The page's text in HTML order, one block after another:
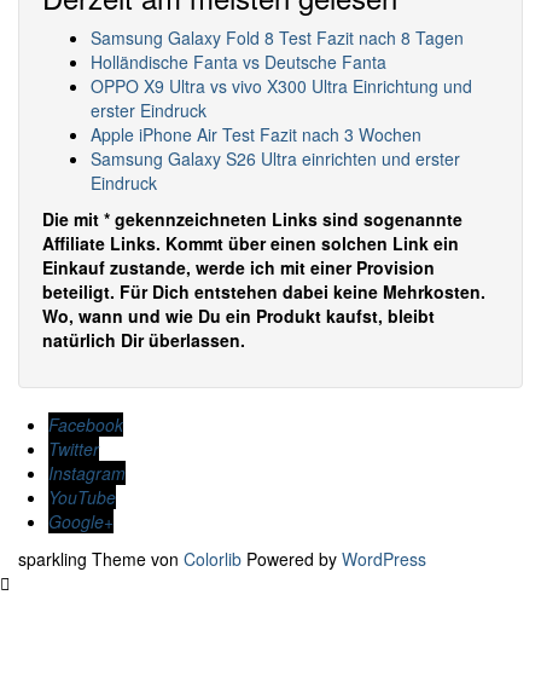
Samsung Galaxy Fold 8 Test Fazit nach 8 Tagen
Holländische Fanta vs Deutsche Fanta
OPPO X9 Ultra vs vivo X300 Ultra Einrichtung und
erster Eindruck
Apple iPhone Air Test Fazit nach 3 Wochen
Samsung Galaxy S26 Ultra einrichten und erster
Eindruck
Die mit * gekennzeichneten Links sind sogenannte
Affiliate Links. Kommt über einen solchen Link ein
Einkauf zustande, werde ich mit einer Provision
beteiligt. Für Dich entstehen dabei keine Mehrkosten.
Wo, wann und wie Du ein Produkt kaufst, bleibt
natürlich Dir überlassen.
Facebook
Twitter
Instagram
YouTube
Google+
sparkling Theme von Colorlib Powered by WordPress